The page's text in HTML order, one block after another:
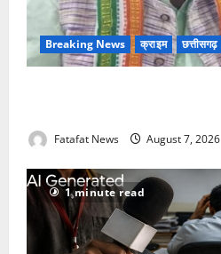
Breaking News क्राइम छत्तीसगढ़
Fatafat News August 7, 2026
1 minute read